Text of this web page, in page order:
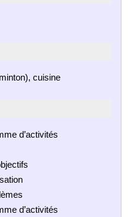
cuisine
d’activités
d’activités